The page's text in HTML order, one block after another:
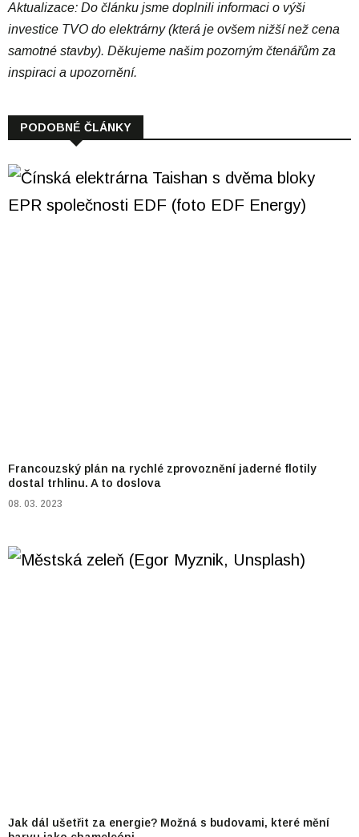
Aktualizace: Do článku jsme doplnili informaci o výši
investice TVO do elektrárny (která je ovšem nižší než cena
samotné stavby). Děkujeme našim pozorným čtenářům za
inspiraci a upozornění.
PODOBNÉ ČLÁNKY
Francouzský plán na rychlé zprovoznění jaderné flotily
dostal trhlinu. A to doslova
08. 03. 2023
Jak dál ušetřit za energie? Možná s budovami, které mění